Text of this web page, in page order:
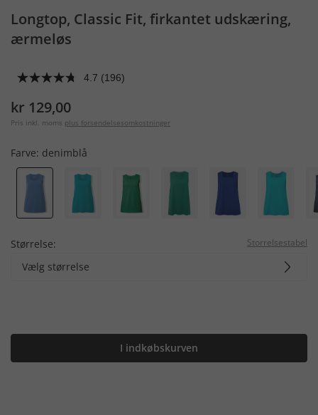
Longtop, Classic Fit, firkantet udskæring,
ærmeløs
4.7 (196)
kr 129,00
Pris inkl. moms plus forsendelsesomkostninger
Farve: denimblå
Størrelse: Storrelsestabel
Vælg størrelse
I indkøbskurven